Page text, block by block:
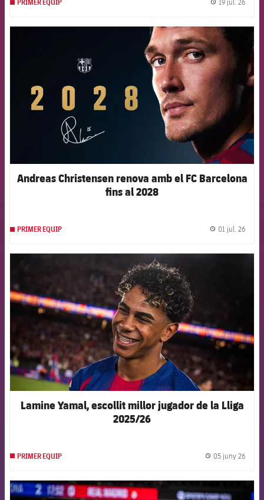
PRIMER EQUIP 19 jul. 26
FCB Barcelona badge
Andreas Christensen renova amb el FC Barcelona
fins al 2028
PRIMER EQUIP 01 jul. 26
FCB Barcelona badge
Lamine Yamal, escollit millor jugador de la Lliga
2025/26
PRIMER EQUIP 05 juny 26
FCB Barcelona badge